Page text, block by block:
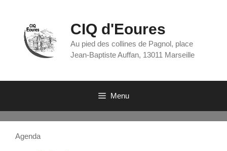
CIQ d'Eoures
Au pied des collines de Pagnol, place
Jean-Baptiste Auffan, 13011 Marseille
Menu
Agenda